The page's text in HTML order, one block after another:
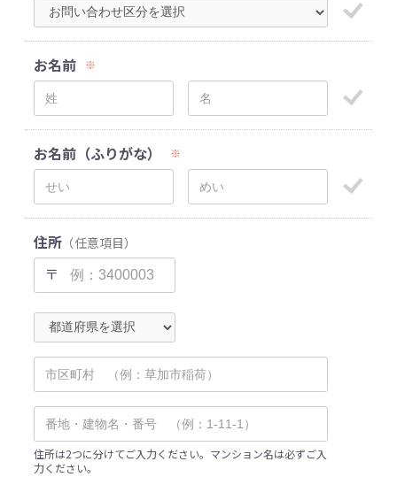
お名前 ※
お名前（ふりがな） ※
住所 （任意項目）
〒
住所は2つに分けてご入力ください。マンション名は必ずご入
力ください。